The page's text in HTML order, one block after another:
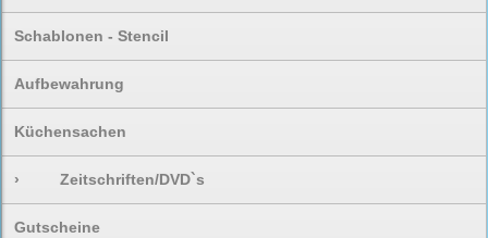
Schablonen - Stencil
Aufbewahrung
Küchensachen
› Zeitschriften/DVD`s
Gutscheine